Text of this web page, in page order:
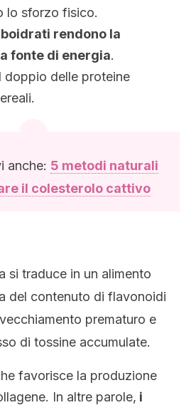
lo sforzo fisico.
rendono la
fonte di energia.
doppio delle proteine
anche: 5 metodi naturali
il colesterolo cattivo
si traduce in un alimento
del contenuto di flavonoidi
prematuro e
di tossine accumulate.
favorisce la produzione
In altre parole, i